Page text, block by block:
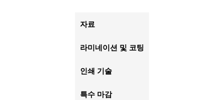
자료
라미네이션 및 코팅
인쇄 기술
특수 마감